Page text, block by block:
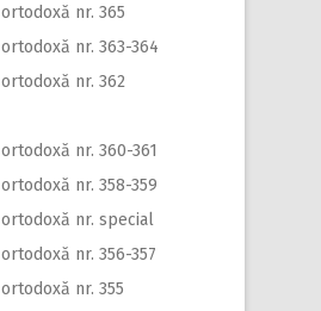
nr. 365
nr. 363-364
nr. 362
nr. 360-361
nr. 358-359
nr. special
nr. 356-357
nr. 355